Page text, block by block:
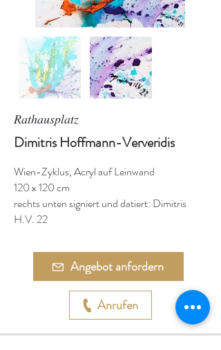
Rathausplatz
Dimitris Hoffmann-Ververidis
Wien-Zyklus, Acryl auf Leinwand
120 x 120 cm
rechts unten signiert und datiert: Dimitris
H.V. 22
Angebot anfordern
Anrufen